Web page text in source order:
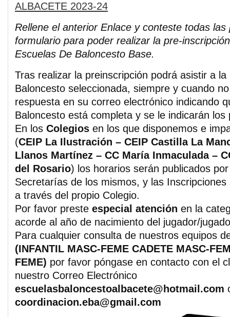
ALBACETE 2023-24
Rellene el anterior Enlace y conteste todas las
formulario para poder realizar la pre-
Escuelas De Baloncesto Base.
Tras realizar la preinscripción podrá asistir a la
Baloncesto seleccionada, siempre y cuando
respuesta en su correo electrónico indicando
Baloncesto está completa y se le indicarán los
En los Colegios en los que disponemos e
(CEIP La Ilustración – CEIP Castilla La
Llanos Martínez – CC María Inmaculada –
del Rosario) los horarios serán publicados
Secretarías de los mismos, y las
a través del propio Colegio.
Por favor preste especial atención en la
acorde al año de nacimiento del jugador/
Para cualquier consulta de nuestros equipos
(INFANTIL MASC-FEME CADETE MASC-
FEME) por favor póngase en contacto con el
nuestro Correo Electrónico
escuelasbaloncestoalbacete@hotmail.com
coordinacion.eba@gmail.com